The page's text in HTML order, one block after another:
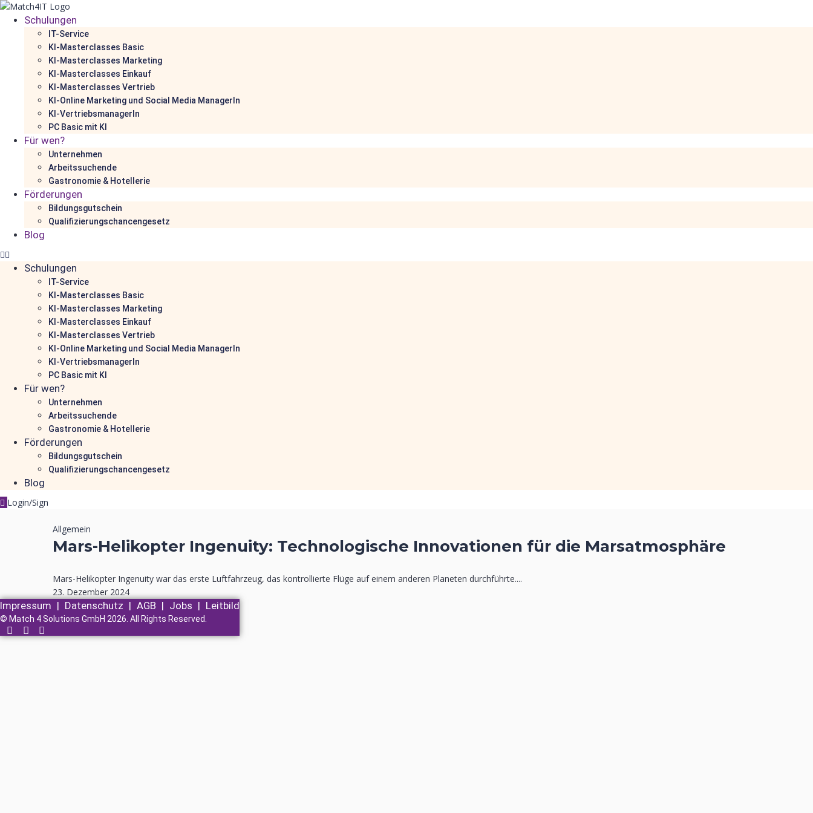
Schulungen
IT-Service
KI-Masterclasses Basic
KI-Masterclasses Marketing
KI-Masterclasses Einkauf
KI-Masterclasses Vertrieb
KI-Online Marketing und Social Media ManagerIn
KI-VertriebsmanagerIn
PC Basic mit KI
Für wen?
Unternehmen
Arbeitssuchende
Gastronomie & Hotellerie
Förderungen
Bildungsgutschein
Qualifizierungschancengesetz
Blog
Schulungen
IT-Service
KI-Masterclasses Basic
KI-Masterclasses Marketing
KI-Masterclasses Einkauf
KI-Masterclasses Vertrieb
KI-Online Marketing und Social Media ManagerIn
KI-VertriebsmanagerIn
PC Basic mit KI
Für wen?
Unternehmen
Arbeitssuchende
Gastronomie & Hotellerie
Förderungen
Bildungsgutschein
Qualifizierungschancengesetz
Blog
Login/Sign
Allgemein
Mars-Helikopter Ingenuity: Technologische Innovationen für die Marsatmosphäre
Mars-Helikopter Ingenuity war das erste Luftfahrzeug, das kontrollierte Flüge auf einem anderen Planeten durchführte....
23. Dezember 2024
Impressum | Datenschutz | AGB | Jobs | Leitbild
© Match 4 Solutions GmbH 2026. All Rights Reserved.
Anmelden